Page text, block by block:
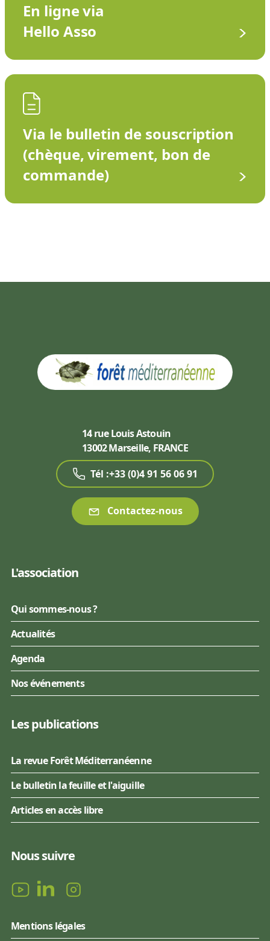
En ligne via
Hello Asso
Via le bulletin de souscription
(chèque, virement, bon de
commande)
14 rue Louis Astouin
13002 Marseille, FRANCE
Tél :+33 (0)4 91 56 06 91
Contactez-nous
L'association
Qui sommes-nous ?
Actualités
Agenda
Nos événements
Les publications
La revue Forêt Méditerranéenne
Le bulletin la feuille et l'aiguille
Articles en accès libre
Nous suivre
Mentions légales